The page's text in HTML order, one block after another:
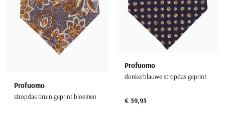
Profuomo
stropdas bruin geprint bloemen
Profuomo
donkerblauwe stropdas geprint
€ 59,95